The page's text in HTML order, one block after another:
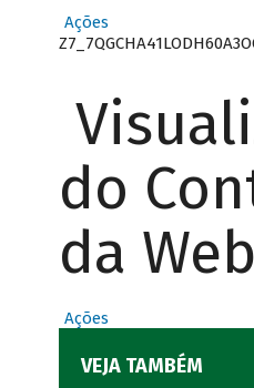
Ações
do
da Web
Ações
VEJA TAMBÉM